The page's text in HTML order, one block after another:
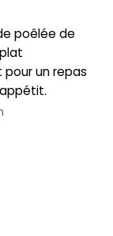
poêlée de
un repas